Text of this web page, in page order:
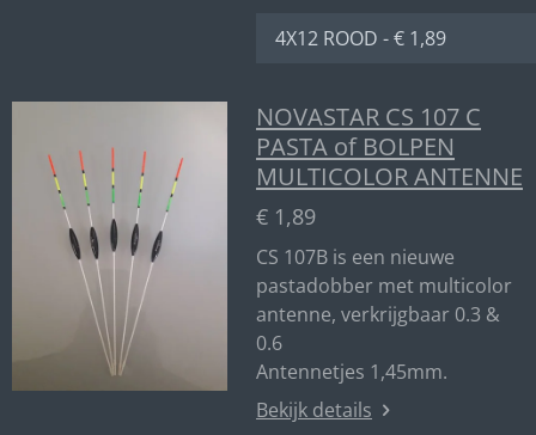
NOVASTAR CS 107 C
PASTA of BOLPEN
MULTICOLOR ANTENNE
€ 1,89
CS 107B is een nieuwe
pastadobber met multicolor
antenne, verkrijgbaar 0.3 &
0.6
Antennetjes 1,45mm.
Bekijk details